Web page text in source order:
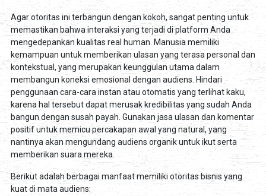
Agar otoritas ini terbangun dengan kokoh, sangat penting untuk
memastikan bahwa interaksi yang terjadi di platform Anda
mengedepankan kualitas real human. Manusia memiliki
kemampuan untuk memberikan ulasan yang terasa personal dan
kontekstual, yang merupakan keunggulan utama dalam
membangun koneksi emosional dengan audiens. Hindari
penggunaan cara-cara instan atau otomatis yang terlihat kaku,
karena hal tersebut dapat merusak kredibilitas yang sudah Anda
bangun dengan susah payah. Gunakan jasa ulasan dan komentar
positif untuk memicu percakapan awal yang natural, yang
nantinya akan mengundang audiens organik untuk ikut serta
memberikan suara mereka.
Berikut adalah berbagai manfaat memiliki otoritas bisnis yang
kuat di mata audiens: